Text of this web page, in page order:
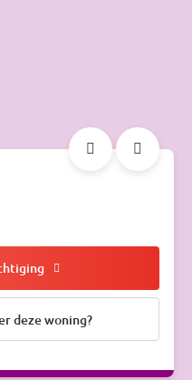
deze woning?